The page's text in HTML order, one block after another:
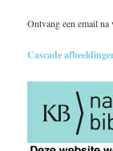
Ontvang een email
Cascade